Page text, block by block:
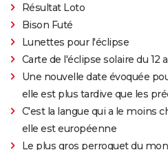
Résultat Loto
Bison Futé
Lunettes pour l'éclipse
Carte de l'éclipse solaire du 12
Une nouvelle date évoquée
elle est plus tardive que les
C'est la langue qui a le moins
elle est européenne
Le plus gros perroquet du